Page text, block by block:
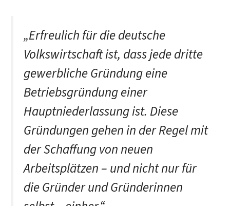
„Erfreulich für die deutsche
Volkswirtschaft ist, dass jede dritte
gewerbliche Gründung eine
Betriebsgründung einer
Hauptniederlassung ist. Diese
Gründungen gehen in der Regel mit
der Schaffung von neuen
Arbeitsplätzen – und nicht nur für
die Gründer und Gründerinnen